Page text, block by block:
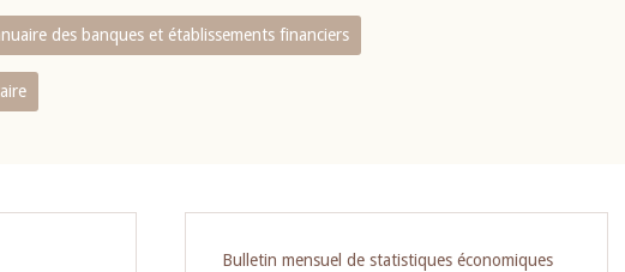
des banques et établissements financiers
Bulletin mensuel de statistiques économiques